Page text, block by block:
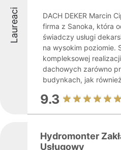
Laureaci
DACH DEKER Marcin
firma z Sanoka, która
świadczy usługi
na wysokim poziomie.
kompleksowej
dachowych zarówno
budynkach, jak
9.3
Hydromonter
Usługowy